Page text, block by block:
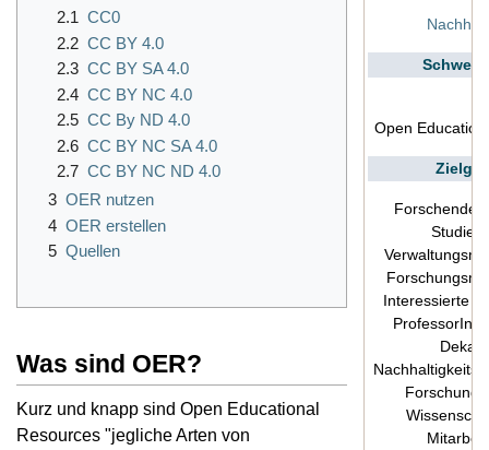
Open
Forschende,
Interessierte
ProfessorIn,
2.1 CC0
2.2 CC BY 4.0
2.3 CC BY SA 4.0
2.4 CC BY NC 4.0
2.5 CC By ND 4.0
2.6 CC BY NC SA 4.0
2.7 CC BY NC ND 4.0
3 OER nutzen
4 OER erstellen
5 Quellen
Was sind OER?
Kurz und knapp sind Open Educational
Resources "jegliche Arten von